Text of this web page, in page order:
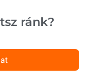
ránk?